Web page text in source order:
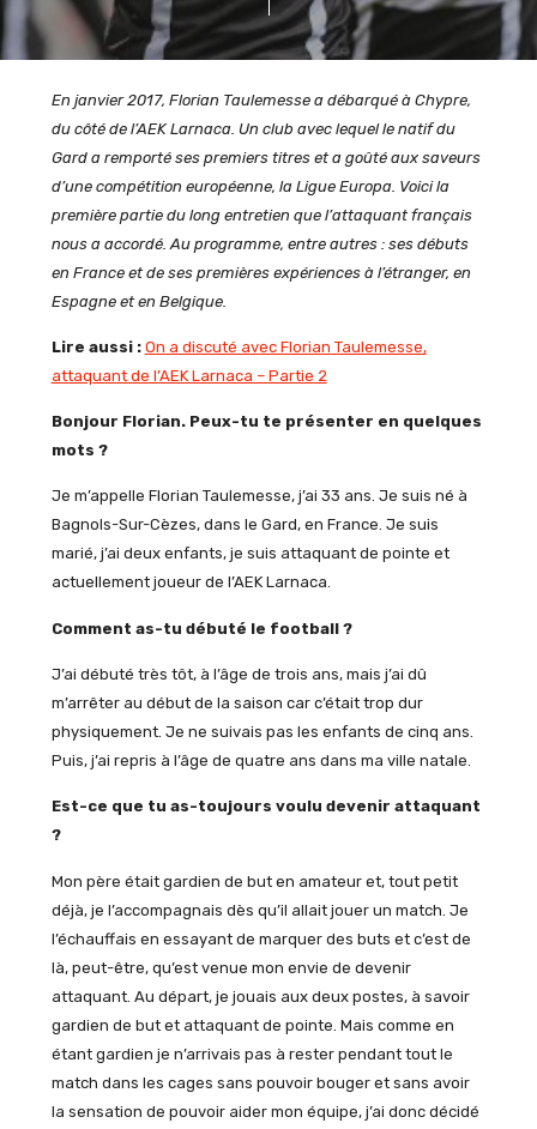
En janvier 2017, Florian Taulemesse a débarqué à Chypre,
du côté de l’AEK Larnaca. Un club avec lequel le natif du
Gard a remporté ses premiers titres et a goûté aux saveurs
d’une compétition européenne, la Ligue Europa. Voici la
première partie du long entretien que l’attaquant français
nous a accordé. Au programme, entre autres : ses débuts
en France et de ses premières expériences à l’étranger, en
Espagne et en Belgique.
Lire aussi : On a discuté avec Florian Taulemesse,
attaquant de l’AEK Larnaca – Partie 2
Bonjour Florian. Peux-tu te présenter en quelques
mots ?
Je m’appelle Florian Taulemesse, j’ai 33 ans. Je suis né à
Bagnols-Sur-Cèzes, dans le Gard, en France. Je suis
marié, j’ai deux enfants, je suis attaquant de pointe et
actuellement joueur de l’AEK Larnaca.
Comment as-tu débuté le football ?
J’ai débuté très tôt, à l’âge de trois ans, mais j’ai dû
m’arrêter au début de la saison car c’était trop dur
physiquement. Je ne suivais pas les enfants de cinq ans.
Puis, j’ai repris à l’âge de quatre ans dans ma ville natale.
Est-ce que tu as-toujours voulu devenir attaquant
?
Mon père était gardien de but en amateur et, tout petit
déjà, je l’accompagnais dès qu’il allait jouer un match. Je
l’échauffais en essayant de marquer des buts et c’est de
là, peut-être, qu’est venue mon envie de devenir
attaquant. Au départ, je jouais aux deux postes, à savoir
gardien de but et attaquant de pointe. Mais comme en
étant gardien je n’arrivais pas à rester pendant tout le
match dans les cages sans pouvoir bouger et sans avoir
la sensation de pouvoir aider mon équipe, j’ai donc décidé